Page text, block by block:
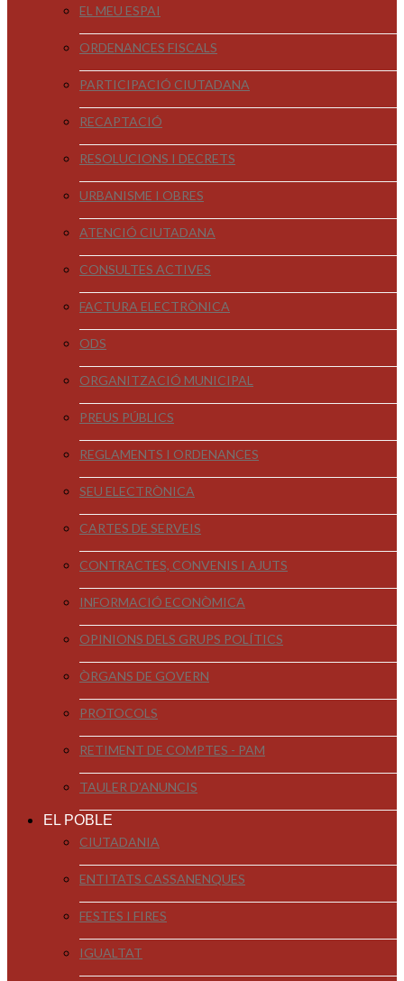
EL MEU ESPAI
ORDENANCES FISCALS
PARTICIPACIÓ CIUTADANA
RECAPTACIÓ
RESOLUCIONS I DECRETS
URBANISME I OBRES
ATENCIÓ CIUTADANA
CONSULTES ACTIVES
FACTURA ELECTRÒNICA
ODS
ORGANITZACIÓ MUNICIPAL
PREUS PÚBLICS
REGLAMENTS I ORDENANCES
SEU ELECTRÒNICA
CARTES DE SERVEIS
CONTRACTES, CONVENIS I AJUTS
INFORMACIÓ ECONÒMICA
OPINIONS DELS GRUPS POLÍTICS
ÒRGANS DE GOVERN
PROTOCOLS
RETIMENT DE COMPTES - PAM
TAULER D'ANUNCIS
EL POBLE
CIUTADANIA
ENTITATS CASSANENQUES
FESTES I FIRES
IGUALTAT